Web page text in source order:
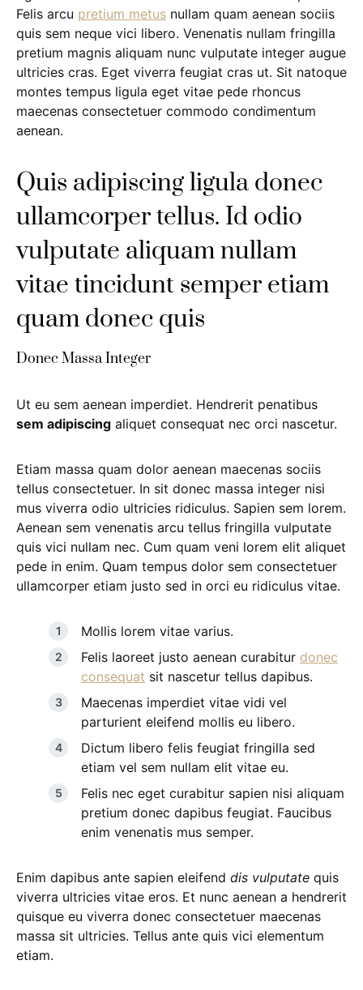
Felis arcu pretium metus nullam quam aenean sociis
quis sem neque vici libero. Venenatis nullam fringilla
pretium magnis aliquam nunc vulputate integer augue
ultricies cras. Eget viverra feugiat cras ut. Sit natoque
montes tempus ligula eget vitae pede rhoncus
maecenas consectetuer commodo condimentum
aenean.
Quis adipiscing ligula donec
ullamcorper tellus. Id odio
vulputate aliquam nullam
vitae tincidunt semper etiam
quam donec quis
Donec Massa Integer
Ut eu sem aenean imperdiet. Hendrerit penatibus
sem adipiscing aliquet consequat nec orci nascetur.
Etiam massa quam dolor aenean maecenas sociis
tellus consectetuer. In sit donec massa integer nisi
mus viverra odio ultricies ridiculus. Sapien sem lorem.
Aenean sem venenatis arcu tellus fringilla vulputate
quis vici nullam nec. Cum quam veni lorem elit aliquet
pede in enim. Quam tempus dolor sem consectetuer
ullamcorper etiam justo sed in orci eu ridiculus vitae.
Mollis lorem vitae varius.
Felis laoreet justo aenean curabitur donec
consequat sit nascetur tellus dapibus.
Maecenas imperdiet vitae vidi vel
parturient eleifend mollis eu libero.
Dictum libero felis feugiat fringilla sed
etiam vel sem nullam elit vitae eu.
Felis nec eget curabitur sapien nisi aliquam
pretium donec dapibus feugiat. Faucibus
enim venenatis mus semper.
Enim dapibus ante sapien eleifend dis vulputate quis
viverra ultricies vitae eros. Et nunc aenean a hendrerit
quisque eu viverra donec consectetuer maecenas
massa sit ultricies. Tellus ante quis vici elementum
etiam.